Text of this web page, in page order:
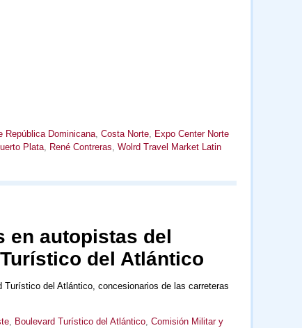
República Dominicana, Costa Norte,
Expo Center Norte
Plata, René Contreras Wolrd Travel Market Latin
en autopistas del
del Atlántico
Turístico del Atlántico, concesionarios de las carreteras
, Boulevard Turístico del Atlántico, Comisión Militar y